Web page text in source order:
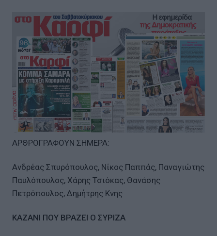
ΑΡΘΡΟΓΡΑΦΟΥΝ ΣΗΜΕΡΑ:
Ανδρέας Σπυρόπουλος, Νίκος Παππάς, Παναγιώτης
Παυλόπουλος, Χάρης Τσιόκας, Θανάσης
Πετρόπουλος, Δημήτρης Κνης
ΚΑΖΑΝΙ ΠΟΥ ΒΡΑΖΕΙ Ο ΣΥΡΙΖΑ